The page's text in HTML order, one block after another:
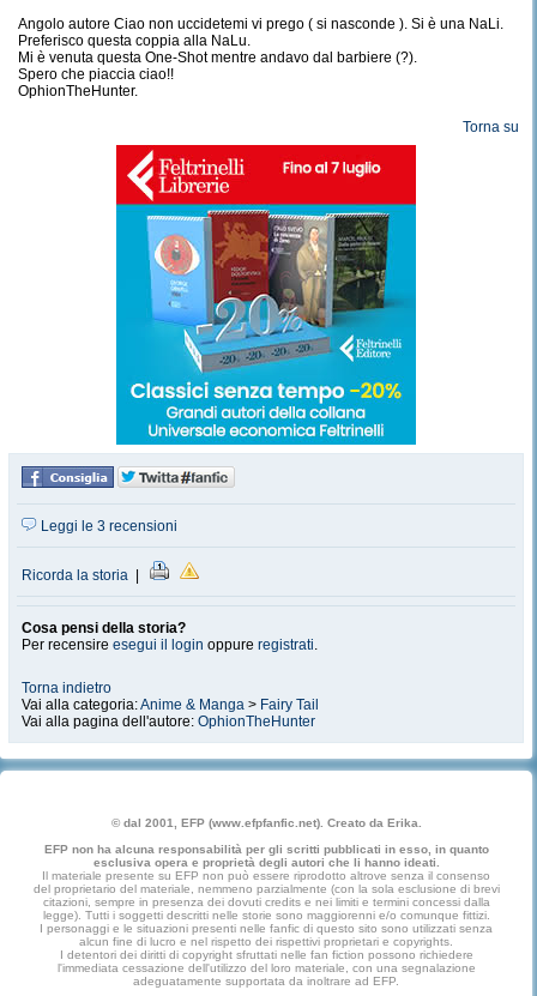
Angolo autore Ciao non uccidetemi vi prego ( si nasconde ). Si è una NaLi.
Preferisco questa coppia alla NaLu.
Mi è venuta questa One-Shot mentre andavo dal barbiere (?).
Spero che piaccia ciao!!
OphionTheHunter.
Torna su
Leggi le 3 recensioni
Ricorda la storia |
Cosa pensi della storia?
Per recensire esegui il login oppure registrati.
Torna indietro
Vai alla categoria:Anime & Manga > Fairy Tail
Vai alla pagina dell'autore: OphionTheHunter
© dal 2001, EFP (www.efpfanfic.net). Creato da Erika.
EFP non ha alcuna responsabilità per gli scritti pubblicati in esso, in quanto
esclusiva opera e proprietà degli autori che li hanno ideati.
Il materiale presente su EFP non può essere riprodotto altrove senza il consenso
del proprietario del materiale, nemmeno parzialmente (con la sola esclusione di brevi
citazioni, sempre in presenza dei dovuti credits e nei limiti e termini concessi dalla
legge). Tutti i soggetti descritti nelle storie sono maggiorenni e/o comunque fittizi.
I personaggi e le situazioni presenti nelle fanfic di questo sito sono utilizzati senza
alcun fine di lucro e nel rispetto dei rispettivi proprietari e copyrights.
I detentori dei diritti di copyright sfruttati nelle fan fiction possono richiedere
l'immediata cessazione dell'utilizzo del loro materiale, con una segnalazione
adeguatamente supportata da inoltrare ad EFP.